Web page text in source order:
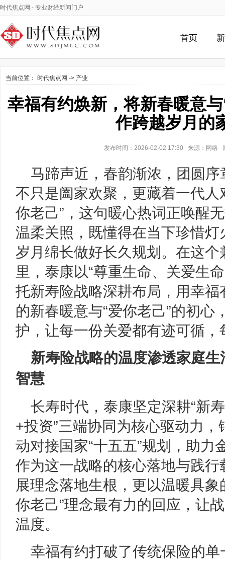
时代焦点网 - 专业财经新闻门户
首页
当前位置： 时代焦点网 -> 产业
幸福有约焕新，将新春暖意
作跨越岁月的
发布时间：2026-02-02 17:30 来源：网络
马蹄声近，春韵渐浓，团圆
不只是阖家欢聚，更藏着一代
你老己”，这句暖心热词正唤醒
温柔关照，既懂得在当下珍惜
岁月绵长做好长久规划。在这
里，泰康以“尊重生命、关爱生
托新寿险战略深耕布局，用幸
的新春暖意与“爱你老己”的初心
护，让每一份关爱都有迹可循
新寿险战略的温度渗透家庭
智慧
长寿时代，泰康坚定深耕“新
+投资”三端协同为核心驱动力
动对接国家“十五五”规划，助力
作为这一战略的核心落地与践
展理念落地生根，更以温暖具象
你老己”理念最有力的回应，让
温度。
幸福有约打破了传统保险的